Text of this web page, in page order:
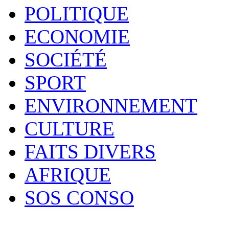
POLITIQUE
ECONOMIE
SOCIÉTÉ
SPORT
ENVIRONNEMENT
CULTURE
FAITS DIVERS
AFRIQUE
SOS CONSO